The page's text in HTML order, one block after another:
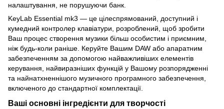
налаштування, не порушуючи банк.
KeyLab Essential mk3 — це цілеспрямований, доступний і
кумедний контролер клавіатури, розроблений, щоб зробити
Ваш процес створення музики більш особистим і приємним,
ніж будь-коли раніше. Керуйте Вашим DAW або апаратним
забезпеченням за допомогою найважливіших елементів
керування, найвиразніших функцій у Вашому розпорядженні
та найнатхненнішого музичного програмного забезпечення,
включеного до стандартної комплектації.
Ваші основні інгредієнти для творчості